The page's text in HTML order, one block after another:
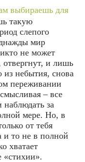
выбираешь для
такую
слепого
мир
не может
отвергнут, и лишь
из небытия, снова
переживании
– все
наблюдать за
мере. Но, в
от тебя
и то не в полной
хватает
«стихии».